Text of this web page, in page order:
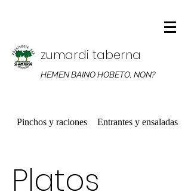
zumardi taberna
HEMEN BAINO HOBETO, NON?
Pinchos y raciones Entrantes y ensaladas
Platos